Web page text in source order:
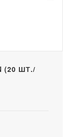
(20 ШТ./